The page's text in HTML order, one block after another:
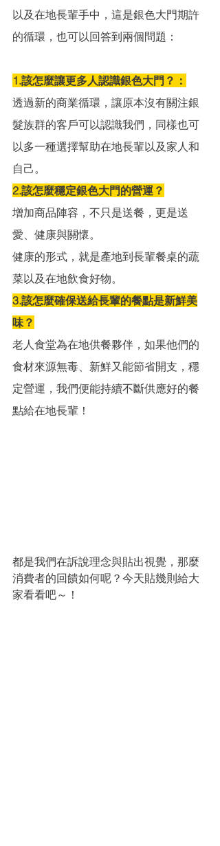
以及在地長輩手中，這是銀色大門期許
的循環，也可以回答到兩個問題：
1.該怎麼讓更多人認識銀色大門？：
透過新的商業循環，讓原本沒有關注銀
髮族群的客戶可以認識我們，同樣也可
以多一種選擇幫助在地長輩以及家人和
自己。
2.該怎麼穩定銀色大門的營運？
增加商品陣容，不只是送餐，更是送
愛、健康與關懷。
健康的形式，就是產地到長輩餐桌的蔬
菜以及在地飲食好物。
3.該怎麼確保送給長輩的餐點是新鮮美
味？
老人食堂為在地供餐夥伴，如果他們的
食材來源無毒、新鮮又能節省開支，穩
定營運，我們便能持續不斷供應好的餐
點給在地長輩！
都是我們在訴說理念與貼出視覺，那麼
消費者的回饋如何呢？今天貼幾則給大
家看看吧～！